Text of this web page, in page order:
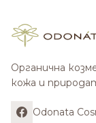
Органична
кожа и
Odonata